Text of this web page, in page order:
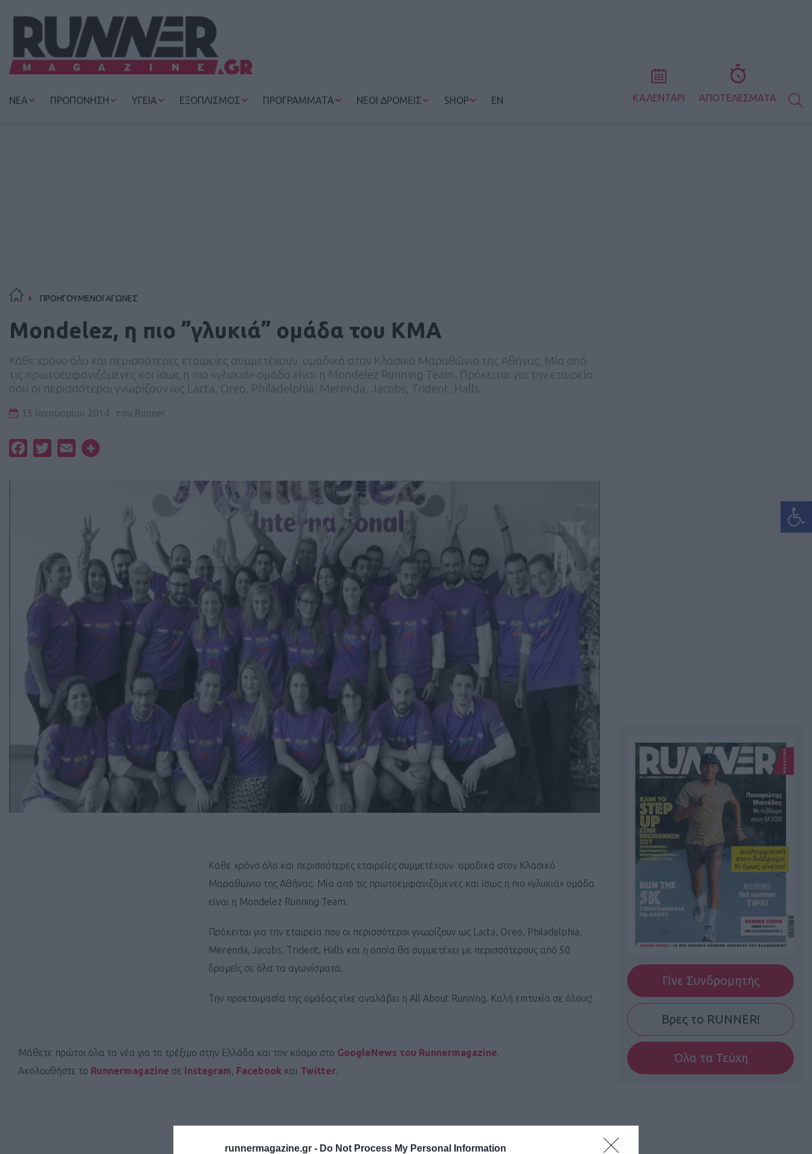
runnermagazine.gr - Do Not Process My Personal Information
ΝΕΑ ΠΡΟΠΟΝΗΣΗ ΥΓΕΙΑ ΕΞΟΠΛΙΣΜΟΣ ΠΡΟΓΡΑΜΜΑΤΑ ΝΕΟΙ ΔΡΟΜΕΙΣ SHOP EN ΚΑΛΕΝΤΑΡΙ ΑΠΟΤΕΛΕΣΜΑΤΑ
ΠΡΟΗΓΟΥΜΕΝΟΙ ΑΓΩΝΕΣ
Mondelez, η πιο ”γλυκιά” ομάδα του ΚΜΑ
Κάθε χρόνο όλο και περισσότερες εταιρείες συμμετέχουν ομαδικά στον Κλασικό Μαραθώνιο της Αθήνας. Μία από
τις πρωτοεμφανιζόμενες και ίσως η πιο «γλυκιά» ομάδα είναι η Mondelez Running Team. Πρόκειται για την εταιρεία
που οι περισσότεροι γνωρίζουν ως Lacta, Oreo, Philadelphia, Merenda, Jacobs, Trident, Halls.
15 Ιανουαρίου 2014 του Runner
FacebookTwitterEmail
Κάθε χρόνο όλο και περισσότερες εταιρείες συμμετέχουν ομαδικά στον Κλασικό
Μαραθώνιο της Αθήνας. Μία από τις πρωτοεμφανιζόμενες και ίσως η πιο «γλυκιά» ομάδα
είναι η Mondelez Running Team.
Πρόκειται για την εταιρεία που οι περισσότεροι γνωρίζουν ως Lacta, Oreo, Philadelphia,
Merenda, Jacobs, Trident, Halls και η οποία θα συμμετέχει με περισσότερους από 50
δρομείς σε όλα τα αγωνίσματα.
Την προετοιμασία της ομάδας είχε αναλάβει η All About Running. Καλή επιτυχία σε όλους!
Μάθετε πρώτοι όλα τα νέα για το τρέξιμο στην Ελλάδα και τον κόσμο στο GoogleNews του Runnermagazine.
Ακολουθήστε το Runnermagazine σε Instagram, Facebook και Twitter.
Γίνε Συνδρομητής
Βρες το RUNNER!
Όλα τα Τεύχη